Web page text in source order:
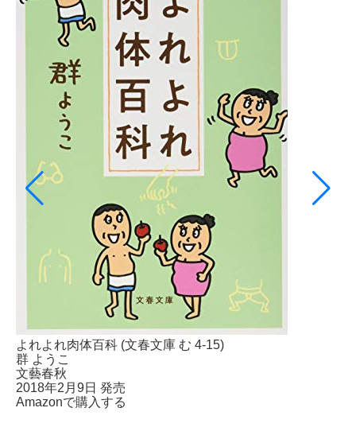
よれよれ肉体百科 (文春文庫 む 4-15)
群 ようこ
文藝春秋
2018年2月9日 発売
Amazonで購入する